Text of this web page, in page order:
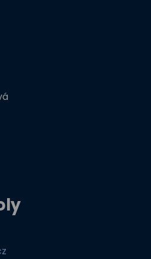
ZŠ Třeboň
a ZŠ
prevence krim